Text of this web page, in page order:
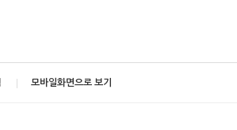
모바일화면으로 보기